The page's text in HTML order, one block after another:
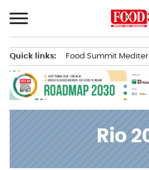
al
contenuto
principale
Quick links: Food Summit
Rio